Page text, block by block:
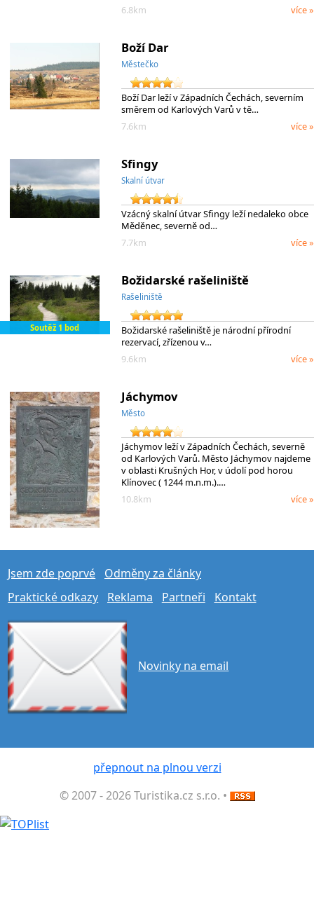
6.8km
více »
Boží Dar
Městečko
Boží Dar leží v Západních Čechách, severním
směrem od Karlových Varů v tě…
7.6km
více »
Sfingy
Skalní útvar
Vzácný skalní útvar Sfingy leží nedaleko obce
Měděnec, severně od…
7.7km
více »
Soutěž 1 bod
Božidarské rašeliniště
Rašeliniště
Božidarské rašeliniště je národní přírodní
rezervací, zřízenou v…
9.6km
více »
Jáchymov
Město
Jáchymov leží v Západních Čechách, severně
od Karlových Varů. Město Jáchymov najdeme
v oblasti Krušných Hor, v údolí pod horou
Klínovec ( 1244 m.n.m.).…
10.8km
více »
Jsem zde poprvé
Odměny za články
Praktické odkazy
Reklama Partneři Kontakt
Novinky na email
přepnout na plnou verzi
© 2007 - 2026 Turistika.cz s.r.o. •